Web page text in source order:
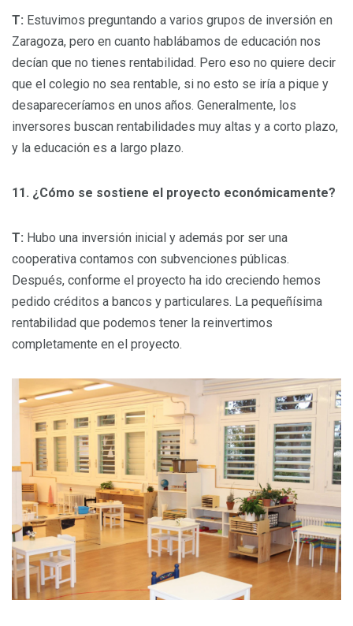
T: Estuvimos preguntando a varios grupos de inversión en
Zaragoza, pero en cuanto hablábamos de educación nos
decían que no tienes rentabilidad. Pero eso no quiere decir
que el colegio no sea rentable, si no esto se iría a pique y
desapareceríamos en unos años. Generalmente, los
inversores buscan rentabilidades muy altas y a corto plazo,
y la educación es a largo plazo.
11. ¿Cómo se sostiene el proyecto económicamente?
T: Hubo una inversión inicial y además por ser una
cooperativa contamos con subvenciones públicas.
Después, conforme el proyecto ha ido creciendo hemos
pedido créditos a bancos y particulares. La pequeñísima
rentabilidad que podemos tener la reinvertimos
completamente en el proyecto.